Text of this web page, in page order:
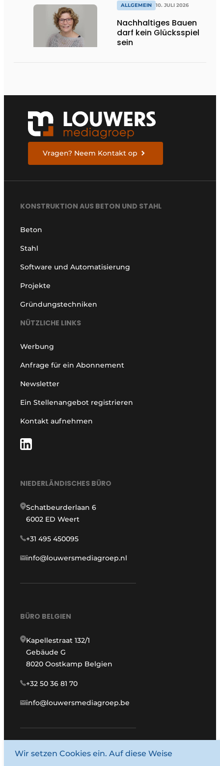
ALLGEMEIN 10. JULI 2026
Nachhaltiges Bauen
darf kein Glücksspiel
sein
Vragen? Neem Kontakt op
KONSTRUKTION AUS BETON UND STAHL
Beton
Stahl
Software und Automatisierung
Projekte
Gründungstechniken
NÜTZLICHE LINKS
Werbung
Anfrage für ein Abonnement
Newsletter
Ein Stellenangebot registrieren
Kontakt aufnehmen
NIEDERLÄNDISCHES BÜRO
Schatbeurderlaan 6
6002 ED Weert
+31 495 450095
info@louwersmediagroep.nl
BÜRO BELGIEN
Kapellestraat 132/1
Gebäude G
8020 Oostkamp Belgien
+32 50 36 81 70
info@louwersmediagroep.be
www.louwersmediagroep.com
Wir setzen Cookies ein. Auf diese Weise